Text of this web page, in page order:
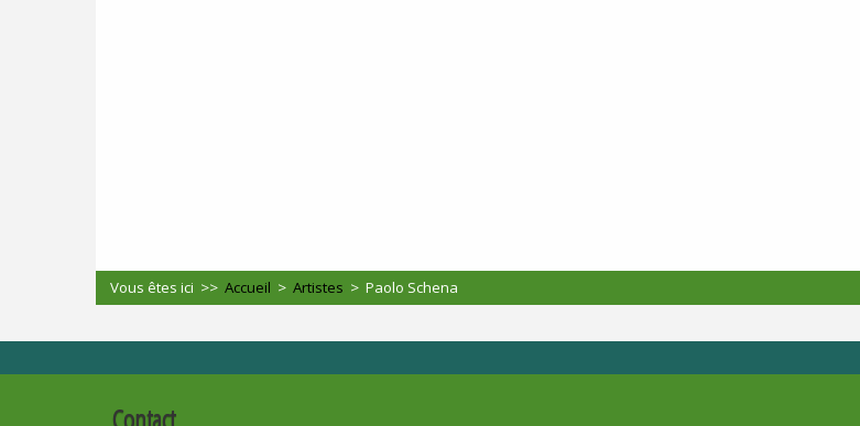
Vous êtes ici >>Accueil >Artistes >Paolo Schena